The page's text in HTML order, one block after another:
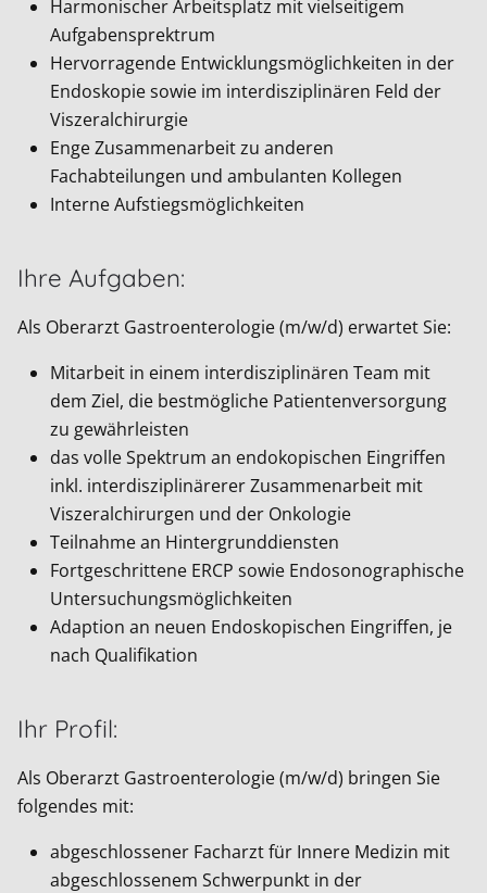
Harmonischer Arbeitsplatz mit vielseitigem
Aufgabensprektrum
Hervorragende Entwicklungsmöglichkeiten in der
Endoskopie sowie im interdisziplinären Feld der
Viszeralchirurgie
Enge Zusammenarbeit zu anderen
Fachabteilungen und ambulanten Kollegen
Interne Aufstiegsmöglichkeiten
Ihre Aufgaben:
Als Oberarzt Gastroenterologie (m/w/d) erwartet Sie:
Mitarbeit in einem interdisziplinären Team mit
dem Ziel, die bestmögliche Patientenversorgung
zu gewährleisten
das volle Spektrum an endokopischen Eingriffen
inkl. interdisziplinärerer Zusammenarbeit mit
Viszeralchirurgen und der Onkologie
Teilnahme an Hintergrunddiensten
Fortgeschrittene ERCP sowie Endosonographische
Untersuchungsmöglichkeiten
Adaption an neuen Endoskopischen Eingriffen, je
nach Qualifikation
Ihr Profil:
Als Oberarzt Gastroenterologie (m/w/d) bringen Sie
folgendes mit:
abgeschlossener Facharzt für Innere Medizin mit
abgeschlossenem Schwerpunkt in der